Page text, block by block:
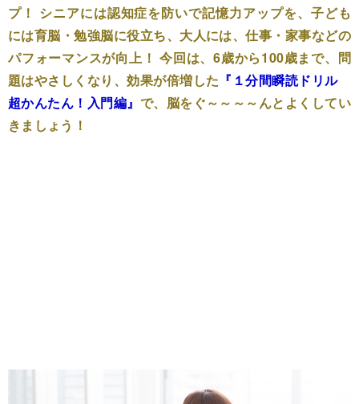
プ！ シニアには認知症を防いで記憶力アップを、子ども
には育脳・勉強脳に役立ち、大人には、仕事・家事などの
パフォーマンスが向上！ 今回は、6歳から100歳まで、問
題はやさしくなり、効果が倍増した 『 １分間瞬読ドリル
超かんたん！入門編』 で、脳をぐ～～～～んとよくしてい
きましょう！